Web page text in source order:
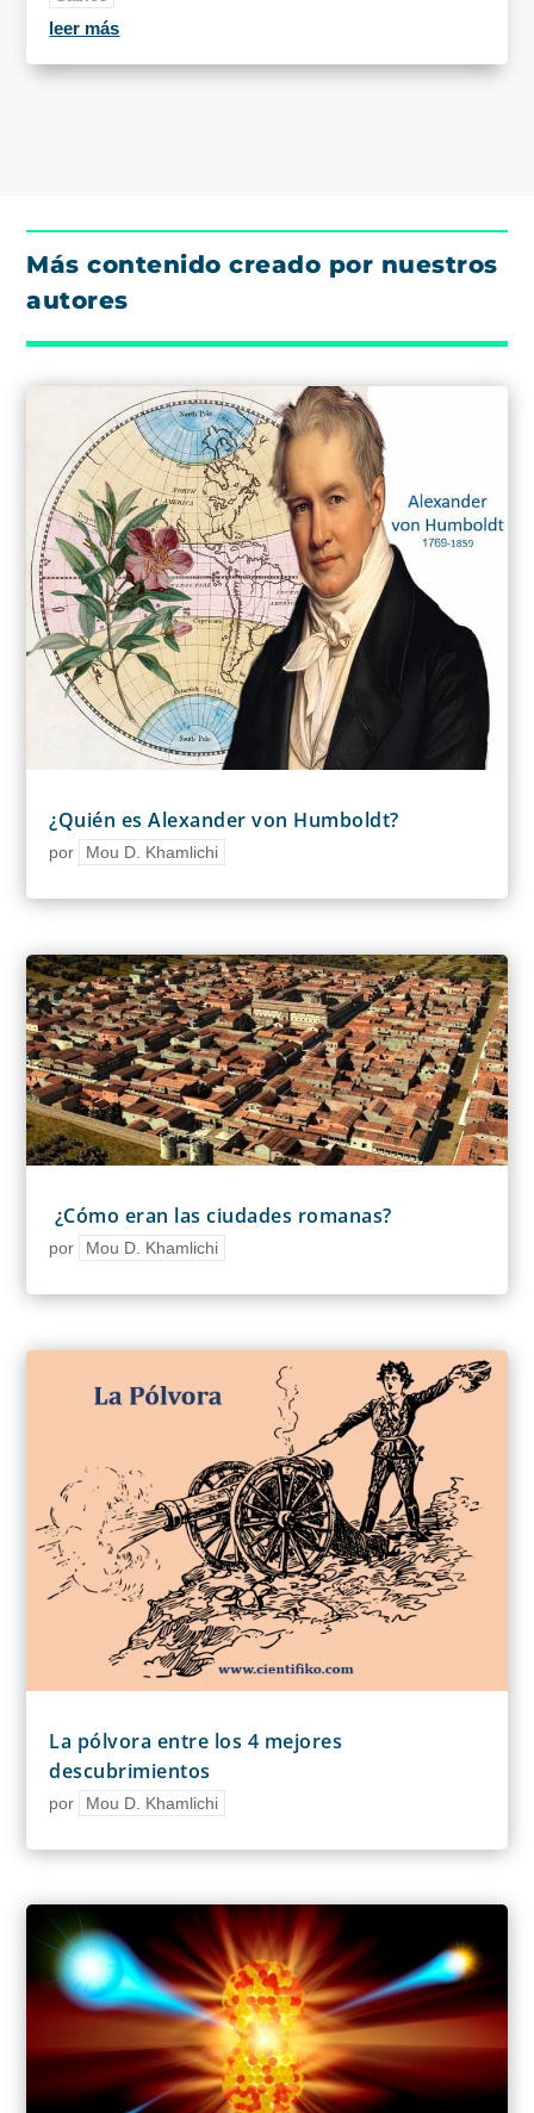
leer más
Más contenido creado por nuestros
autores
¿Quién es Alexander von Humboldt?
por Mou D. Khamlichi
¿Cómo eran las ciudades romanas?
por Mou D. Khamlichi
La pólvora entre los 4 mejores
descubrimientos
por Mou D. Khamlichi